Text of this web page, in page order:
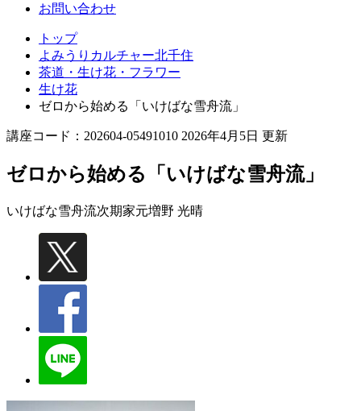
お問い合わせ
トップ
よみうりカルチャー北千住
茶道・生け花・フラワー
生け花
ゼロから始める「いけばな雪舟流」
講座コード：202604-05491010 2026年4月5日 更新
ゼロから始める「いけばな雪舟流」
いけばな雪舟流次期家元増野 光晴